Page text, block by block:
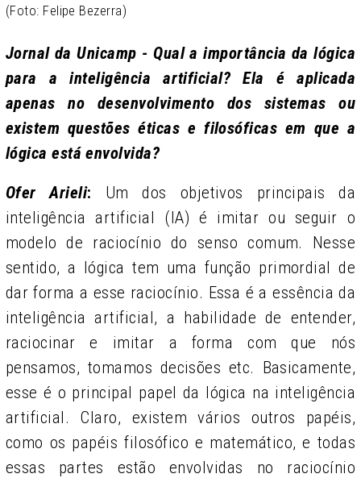
(Foto: Felipe Bezerra)
Jornal da Unicamp - Qual a importância da lógica
para a inteligência artificial? Ela é aplicada
apenas no desenvolvimento dos sistemas ou
existem questões éticas e filosóficas em que a
lógica está envolvida?
Ofer Arieli: Um dos objetivos principais da
inteligência artificial (IA) é imitar ou seguir o
modelo de raciocínio do senso comum. Nesse
sentido, a lógica tem uma função primordial de
dar forma a esse raciocínio. Essa é a essência da
inteligência artificial, a habilidade de entender,
raciocinar e imitar a forma com que nós
pensamos, tomamos decisões etc. Basicamente,
esse é o principal papel da lógica na inteligência
artificial. Claro, existem vários outros papéis,
como os papéis filosófico e matemático, e todas
essas partes estão envolvidas no raciocínio